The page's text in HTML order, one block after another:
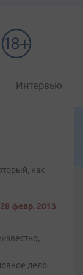
Интервью
как
февр. 2013
дело.